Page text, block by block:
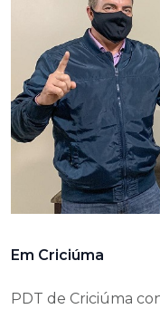
Em Criciúma
PDT de Criciúma